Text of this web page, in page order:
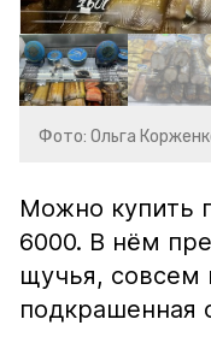
Фото: Ольга
Можно купить
6000. В нём
щучья, совсем
подкрашенная